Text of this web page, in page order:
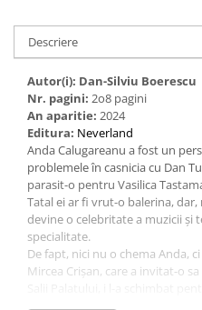
Descriere
Autor(i): Dan-Silviu Boerescu
Nr. pagini: 2o8 pagini
An aparitie: 2024
Editura: Neverland
Anda Calugareanu a fost un
problemele în casnicia cu Dan
parasit-o pentru Vasilica
Tatal ei ar fi vrut-o balerina, dar,
devine o celebritate a muzicii și
specialitate.
De fapt, nici nu o chema Anda,
Mircea Crișan, care a invitat-o
suparatoare.